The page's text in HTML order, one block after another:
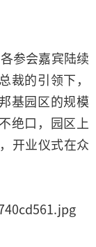
参会嘉宾陆续
裁的引领下，
基园区的规模
绝口，园区上
开业仪式在众